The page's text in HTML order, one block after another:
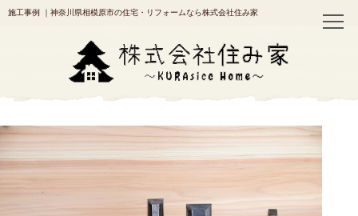
施工事例 ｜神奈川県相模原市の住宅・リフォームなら株式会社住み家